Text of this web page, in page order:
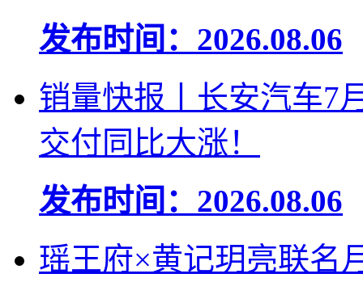
发布时间：2026.08.06
销量快报丨长安汽车7
交付同比大涨！
发布时间：2026.08.06
瑶王府×黄记玥亮联名